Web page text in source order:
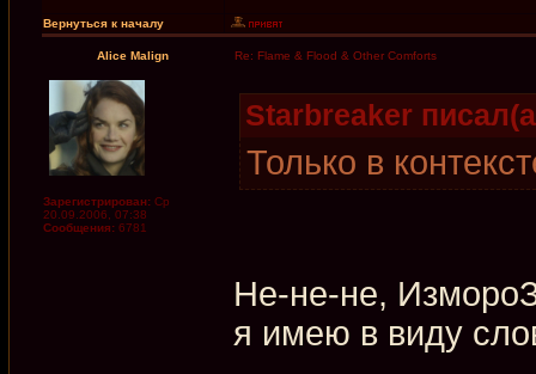
Вернуться к началу
Alice Malign Re: Flame & Flood & Other Comforts
Зарегистрирован: Ср
20.09.2006, 07:38
Сообщения: 6781
Starbreaker
Только в
Не-не-не,
я имею в виду